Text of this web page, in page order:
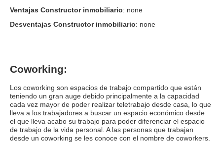
Ventajas Constructor inmobiliario: none
Desventajas Constructor inmobiliario: none
Coworking:
Los coworking son espacios de trabajo compartido que están
teniendo un gran auge debido principalmente a la capacidad
cada vez mayor de poder realizar teletrabajo desde casa, lo que
lleva a los trabajadores a buscar un espacio económico desde
el que lleva acabo su trabajo para poder diferenciar el espacio
de trabajo de la vida personal. A las personas que trabajan
desde un coworking se les conoce con el nombre de coworkers.